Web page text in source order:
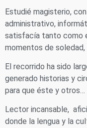
Estudié magisterio,
administrativo,
satisfacía tanto como
momentos de soledad,
El recorrido ha sido
generado historias y
para que éste y otros…
Lector incansable,
donde la lengua y la